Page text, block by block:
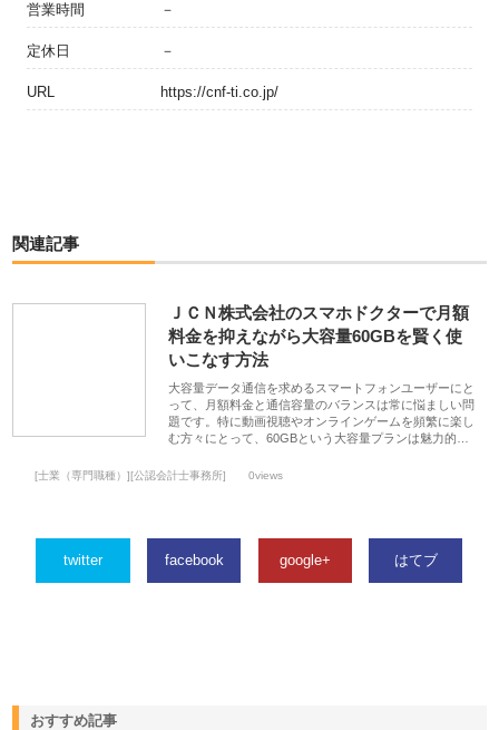
営業時間 －
定休日 －
URL https://cnf-ti.co.jp/
関連記事
ＪＣＮ株式会社のスマホドクターで月額
料金を抑えながら大容量60GBを賢く使
いこなす方法
大容量データ通信を求めるスマートフォンユーザーにと
って、月額料金と通信容量のバランスは常に悩ましい問
題です。特に動画視聴やオンラインゲームを頻繁に楽し
む方々にとって、60GBという大容量プランは魅力的…
[士業（専門職種）][公認会計士事務所] 0views
twitter facebook google+ はてブ
おすすめ記事